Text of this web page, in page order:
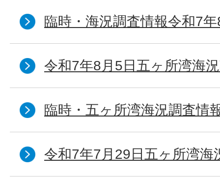
臨時・海況調査情報令和7
令和7年8月5日五ヶ所湾海
臨時・五ヶ所湾海況調査情
令和7年7月29日五ヶ所湾海